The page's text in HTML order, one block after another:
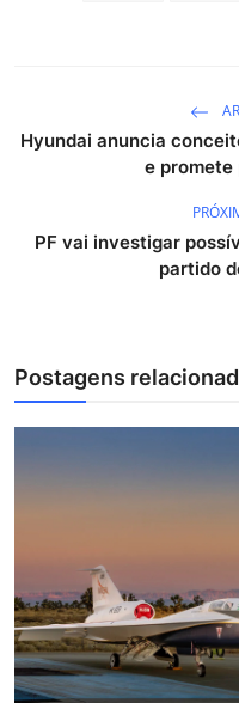
Hyundai anuncia
e promete
PF vai investigar
partido
Postagens